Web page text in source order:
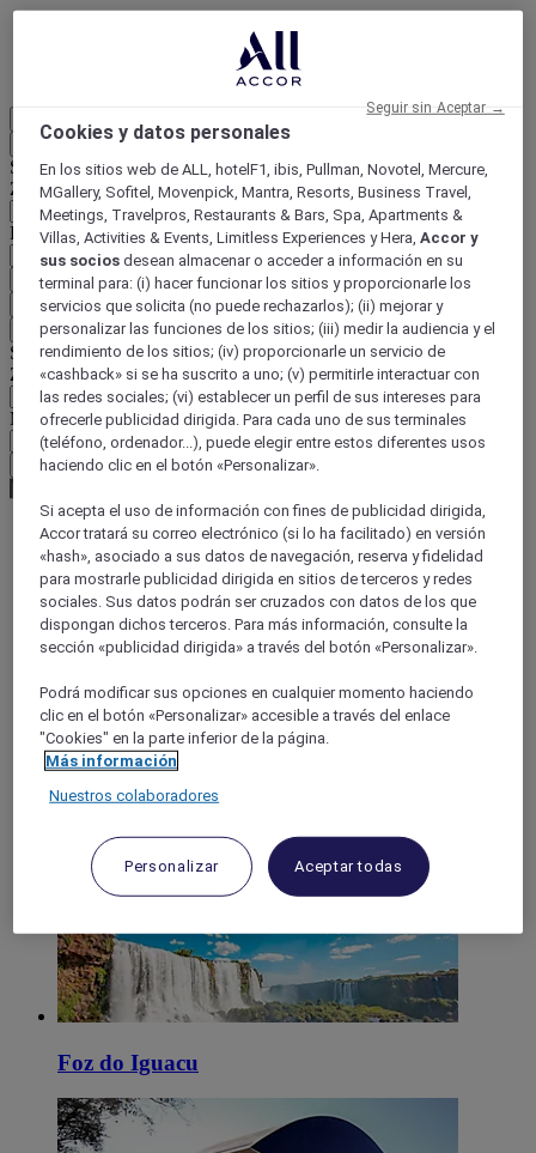
Atrás
Seleccione su país e idioma a continuación
Zona geográfica
País / Región - Idioma
Confirmar mi país e idioma
EUR (€)
Atrás
Seleccione su moneda a continuación
Zona geográfica
Moneda
Confirmar mi moneda
World
South America
Brazil
Paraná
Sao Jose Dos Pinhais
Ponta Grossa
Foz do Iguacu
Cookies y datos personales
En los sitios web de ALL, hotelF1, ibis, Pullman, Novotel, Mercure,
MGallery, Sofitel, Movenpick, Mantra, Resorts, Business Travel,
Meetings, Travelpros, Restaurants & Bars, Spa, Apartments &
Villas, Activities & Events, Limitless Experiences y Hera,Accor y
sus socios desean almacenar o acceder a información en su
terminal para: (i) hacer funcionar los sitios y proporcionarle los
servicios que solicita (no puede rechazarlos); (ii) mejorar y
personalizar las funciones de los sitios; (iii) medir la audiencia y el
rendimiento de los sitios; (iv) proporcionarle un servicio de
«cashback» si se ha suscrito a uno; (v) permitirle interactuar con
las redes sociales; (vi) establecer un perfil de sus intereses para
ofrecerle publicidad dirigida. Para cada uno de sus terminales
(teléfono, ordenador...), puede elegir entre estos diferentes usos
haciendo clic en el botón «Personalizar».
Si acepta el uso de información con fines de publicidad dirigida,
Accor tratará su correo electrónico (si lo ha facilitado) en versión
«hash», asociado a sus datos de navegación, reserva y fidelidad
para mostrarle publicidad dirigida en sitios de terceros y redes
sociales. Sus datos podrán ser cruzados con datos de los que
dispongan dichos terceros. Para más información, consulte la
sección «publicidad dirigida» a través del botón «Personalizar».
Podrá modificar sus opciones en cualquier momento haciendo
clic en el botón «Personalizar» accesible a través del enlace
"Cookies" en la parte inferior de la página.
Más información
Nuestros colaboradores
Personalizar Aceptar todas
Seguir sin Aceptar →